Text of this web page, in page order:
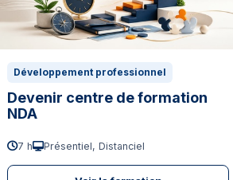
Développement professionnel
Devenir centre de formation
NDA
7 h Présentiel, Distanciel